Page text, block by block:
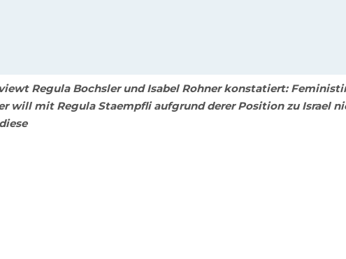
Regula Bochsler und Isabel Rohner konstatiert:
will mit Regula Staempfli aufgrund derer Position zu Israel